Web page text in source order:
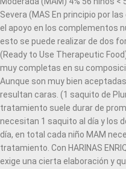
Severa (MAS En principio por
el apoyo en los complementos
esto se puede realizar de dos
(Ready to Use Therapeutic
muy completas en su
Aunque son muy bien
resultan caras. (1 saquito de
tratamiento suele durar de
necesitan 1 saquito al día y los
día, en total cada niño MAM
tratamiento. Con HARINAS
exige una cierta elaboración y